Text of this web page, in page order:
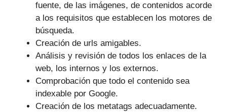
fuente, de las imágenes, de contenidos acorde
a los requisitos que establecen los motores de
búsqueda.
Creación de urls amigables.
Análisis y revisión de todos los enlaces de la
web, los internos y los externos.
Comprobación que todo el contenido sea
indexable por Google.
Creación de los metatags adecuadamente.